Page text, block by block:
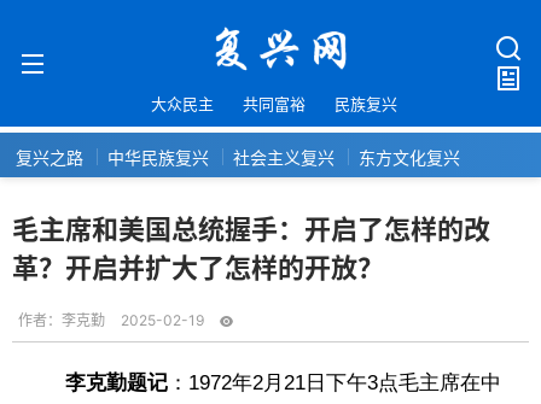
大众民主 共同富裕 民族复兴
复兴之路 中华民族复兴 社会主义复兴 东方文化复兴
毛主席和美国总统握手：开启了怎样的改
革？开启并扩大了怎样的开放？
作者： 李克勤 2025-02-19
李克勤题记 ：1972年2月21日下午3点毛主席在中